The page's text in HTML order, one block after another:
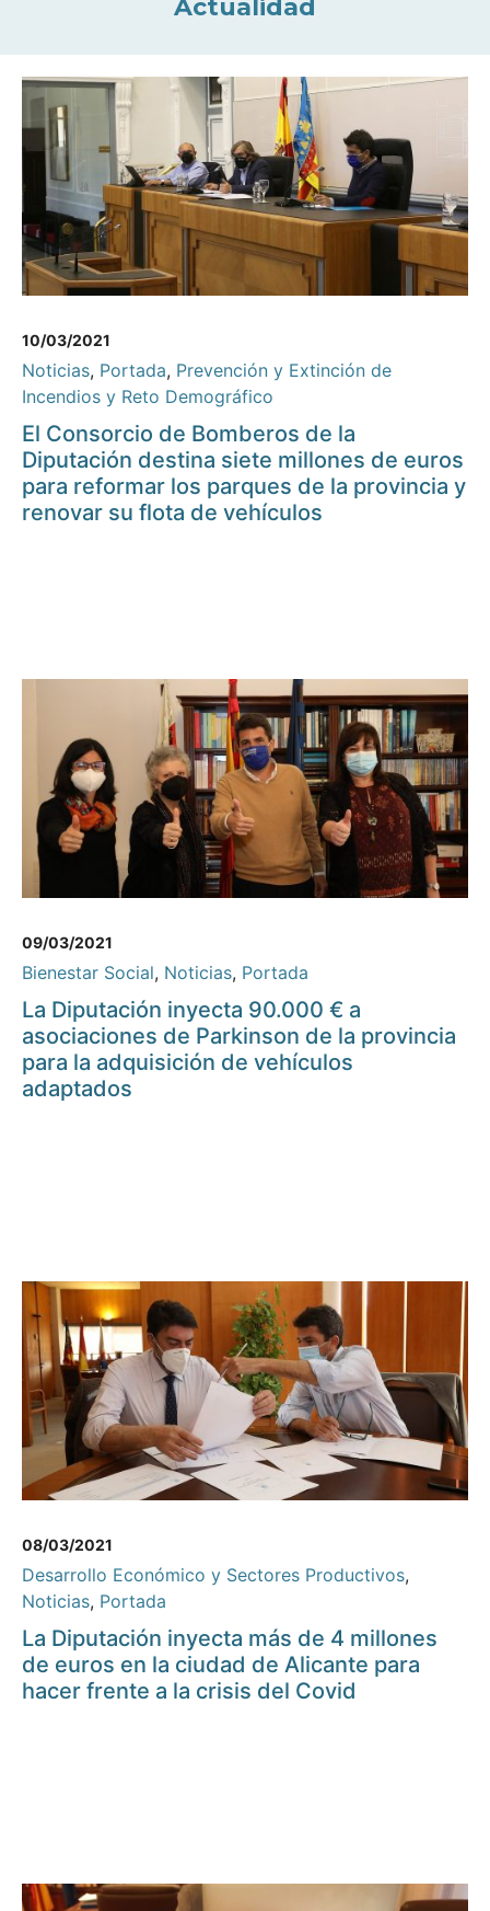
Actualidad
10/03/2021
Noticias, Portada, Prevención y Extinción de
Incendios y Reto Demográfico
El Consorcio de Bomberos de la
Diputación destina siete millones de euros
para reformar los parques de la provincia y
renovar su flota de vehículos
09/03/2021
Bienestar Social, Noticias, Portada
La Diputación inyecta 90.000 € a
asociaciones de Parkinson de la provincia
para la adquisición de vehículos
adaptados
08/03/2021
Desarrollo Económico y Sectores Productivos,
Noticias, Portada
La Diputación inyecta más de 4 millones
de euros en la ciudad de Alicante para
hacer frente a la crisis del Covid